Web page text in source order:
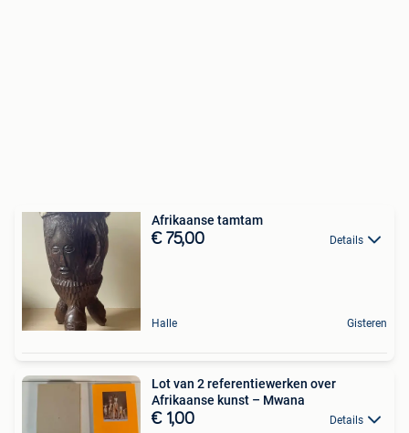
Afrikaanse tamtam
€ 75,00 Details
Halle Gisteren
Lot van 2 referentiewerken over
Afrikaanse kunst – Mwana
€ 1,00 Details